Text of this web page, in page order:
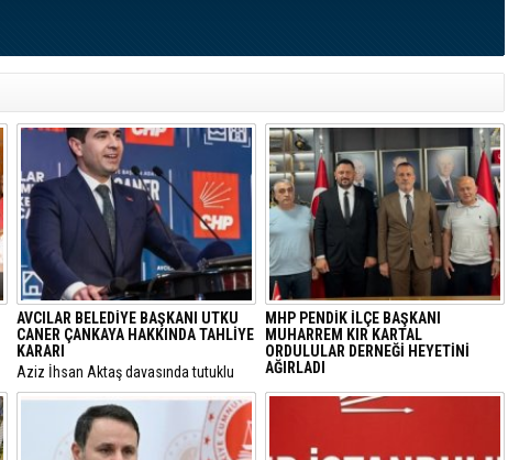
AVCILAR BELEDİYE BAŞKANI UTKU
CANER ÇANKAYA HAKKINDA TAHLİYE
KARARI
​Aziz İhsan Aktaş davasında tutuklu
yargılanan Avcılar Belediye Başkanı
Utku Caner Çaykara ile Seyhan
Belediyesi Temizlik İşleri Müdürü
Özcan Zenger için tahliye kararı çıktı.
MHP PENDİK İLÇE BAŞKANI
MUHARREM KIR KARTAL
ORDULULAR DERNEĞİ HEYETİNİ
AĞIRLADI
​Milliyetçi Hareket Partisi (MHP) Pendik
İlçe Başkanlığı, bölgedeki sivil toplum